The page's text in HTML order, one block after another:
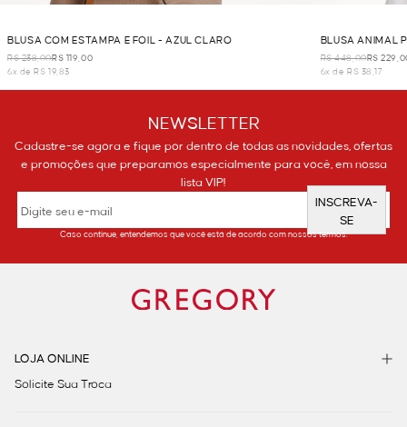
BLUSA COM ESTAMPA E FOIL - AZUL CLARO
R$ 238,00R$ 119,00
6x de R$ 19,83
BLUSA ANIMAL
R$ 448,00R$
6x de R$ 38,17
NEWSLETTER
Cadastre-se agora e fique por dentro de todas as novidades, ofertas
e promoções que preparamos especialmente para você, em nossa
lista VIP!
INSCREVA-
SE
Caso continue, entendemos que você está de acordo com nossos termos.
LOJA ONLINE
Solicite Sua Troca